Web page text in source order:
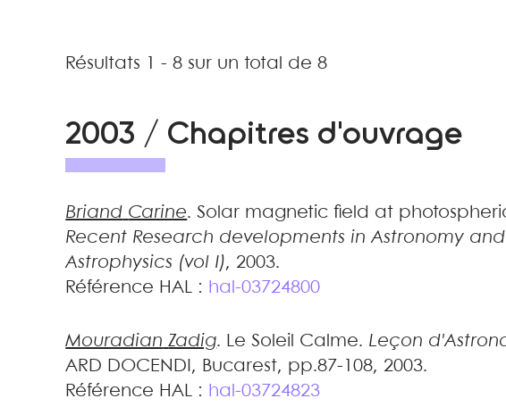
Résultats 1 - 8 sur un total de 8
2003 / Chapitres d'ouvrage
Briand Carine.Solar magnetic field at
Recent Research developments in Astronomy and
Astrophysics (vol I), 2003.
Référence HAL : hal-03724800
Mouradian Zadig. Le Soleil Calme. Leçon
ARD DOCENDI, Bucarest, pp.87-108, 2003.
Référence HAL : hal-03724823